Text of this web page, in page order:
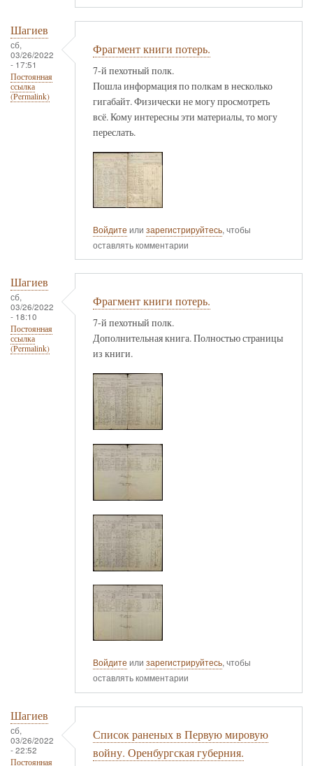
Шагиев
сб,
03/26/2022
- 17:51
Постоянная
ссылка
(Permalink)
Фрагмент книги потерь.
7-й пехотный полк.
Пошла информация по полкам в несколько
гигабайт. Физически не могу просмотреть
всё. Кому интересны эти материалы, то могу
переслать.
Войдите или зарегистрируйтесь, чтобы
оставлять комментарии
Шагиев
сб,
03/26/2022
- 18:10
Постоянная
ссылка
(Permalink)
Фрагмент книги потерь.
7-й пехотный полк.
Дополнительная книга. Полностью страницы
из книги.
Войдите или зарегистрируйтесь, чтобы
оставлять комментарии
Шагиев
сб,
03/26/2022
- 22:52
Постоянная
Список раненых в Первую мировую
войну. Оренбургская губерния.